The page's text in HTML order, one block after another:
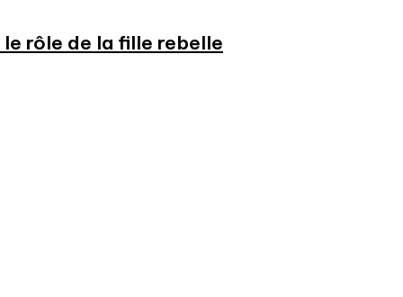
le rôle de la fille rebelle